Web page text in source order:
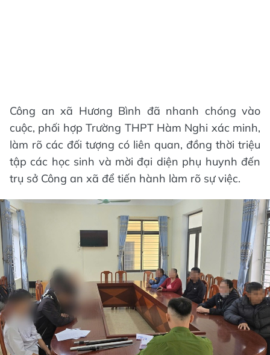
Công an xã Hương Bình đã nhanh chóng vào
cuộc, phối hợp Trường THPT Hàm Nghi xác minh,
làm rõ các đối tượng có liên quan, đồng thời triệu
tập các học sinh và mời đại diện phụ huynh đến
trụ sở Công an xã để tiến hành làm rõ sự việc.